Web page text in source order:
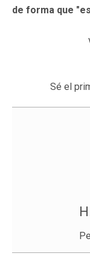
de forma que
Sé el